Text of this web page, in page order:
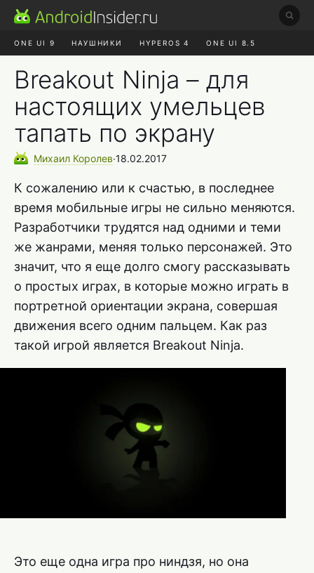
ONE UI 9 НАУШНИКИ HYPEROS 4 ONE UI 8.5
Breakout Ninja – для
настоящих умельцев
тапать по экрану
Михаил Королев∙18.02.2017
К сожалению или к счастью, в последнее
время мобильные игры не сильно меняются.
Разработчики трудятся над одними и теми
же жанрами, меняя только персонажей. Это
значит, что я еще долго смогу рассказывать
о простых играх, в которые можно играть в
портретной ориентации экрана, совершая
движения всего одним пальцем. Как раз
такой игрой является Breakout Ninja.
Это еще одна игра про ниндзя, но она